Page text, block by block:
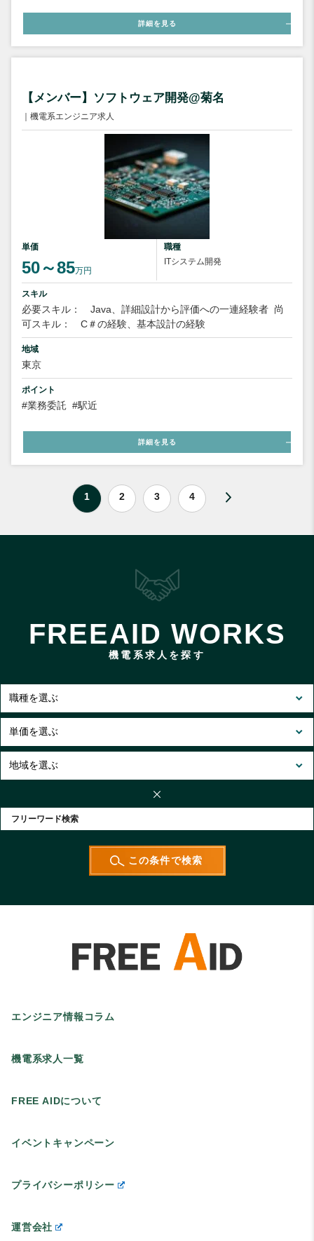
詳細を見る
【メンバー】ソフトウェア開発@菊名
｜機電系エンジニア求人
単価
50～85万円
職種
ITシステム開発
スキル
必要スキル： Java、詳細設計から評価への一連経験者 尚
可スキル： C＃の経験、基本設計の経験
地域
東京
ポイント
#業務委託 #駅近
詳細を見る
1 2 3 4
ア業界のあらゆる職種の求人をご用意しています。 気になるエンジニア求人があれば、ご応
募ください。また、案件獲得支援サービスでは、機電系エンジニア業界に精通したキャリア
アドバイザーが、 あなたに最適な求人をご紹介いたします。 フリーランスの機電系エンジニ
FREEAID WORKS
機電系求人を探す
エンジニア情報コラム
機電系求人一覧
FREE AIDについて
イベントキャンペーン
プライバシーポリシー
運営会社